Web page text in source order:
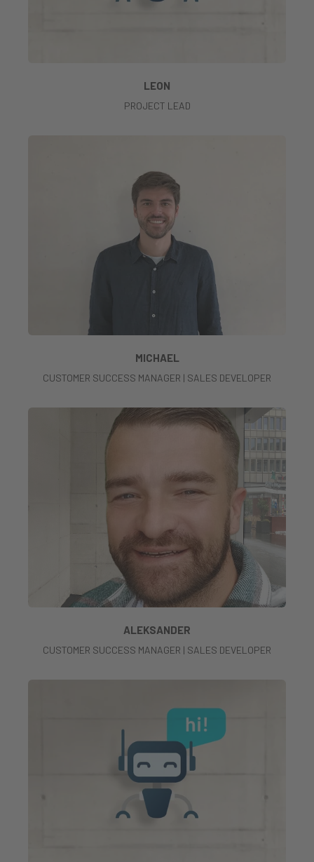
LEON
PROJECT LEAD
MICHAEL
CUSTOMER SUCCESS MANAGER | SALES DEVELOPER
ALEKSANDER
CUSTOMER SUCCESS MANAGER | SALES DEVELOPER